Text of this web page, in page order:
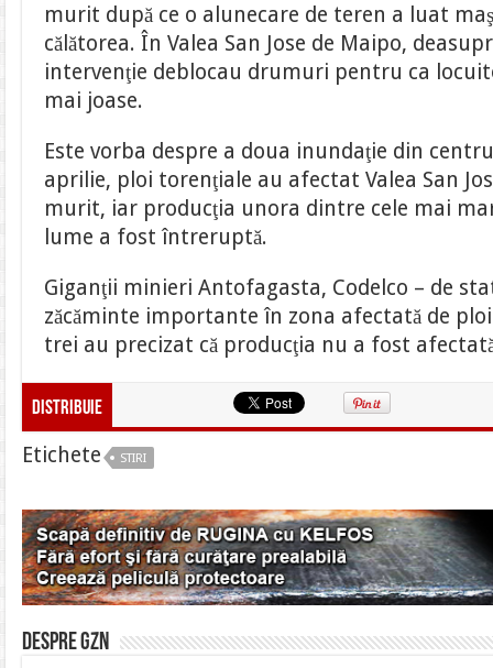
murit după ce o alunecare de teren a luat
călătorea. În Valea San Jose de Maipo,
intervenţie deblocau drumuri pentru ca
mai joase.
Este vorba despre a doua inundaţie din
aprilie, ploi torenţiale au afectat Valea San
murit, iar producţia unora dintre cele mai
lume a fost întreruptă.
Giganţii minieri Antofagasta, Codelco – de
zăcăminte importante în zona afectată de
trei au precizat că producţia nu a fost
Distribuie
Etichete STIRI
Despre gzn